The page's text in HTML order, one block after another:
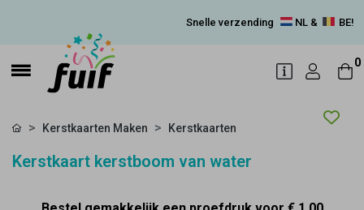
Snelle verzending NL & BE!
0
Kerstkaarten Maken Kerstkaarten
Kerstkaart kerstboom van water